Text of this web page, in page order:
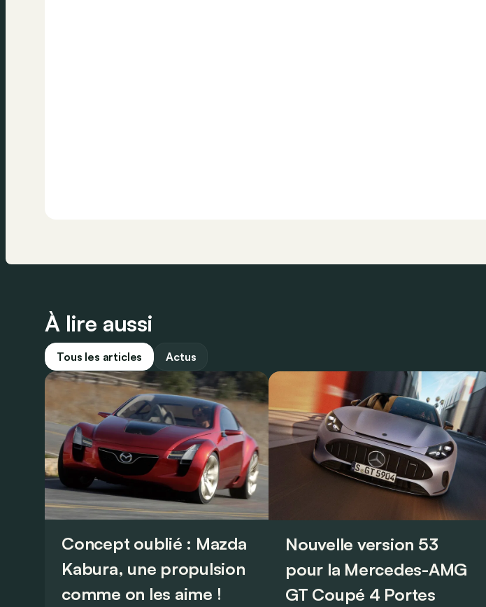
À lire aussi
Tous les articles Actus
Concept oublié : Mazda
Kabura, une propulsion
comme on les aime !
Nouvelle version 53
pour la Mercedes-AMG
GT Coupé 4 Portes